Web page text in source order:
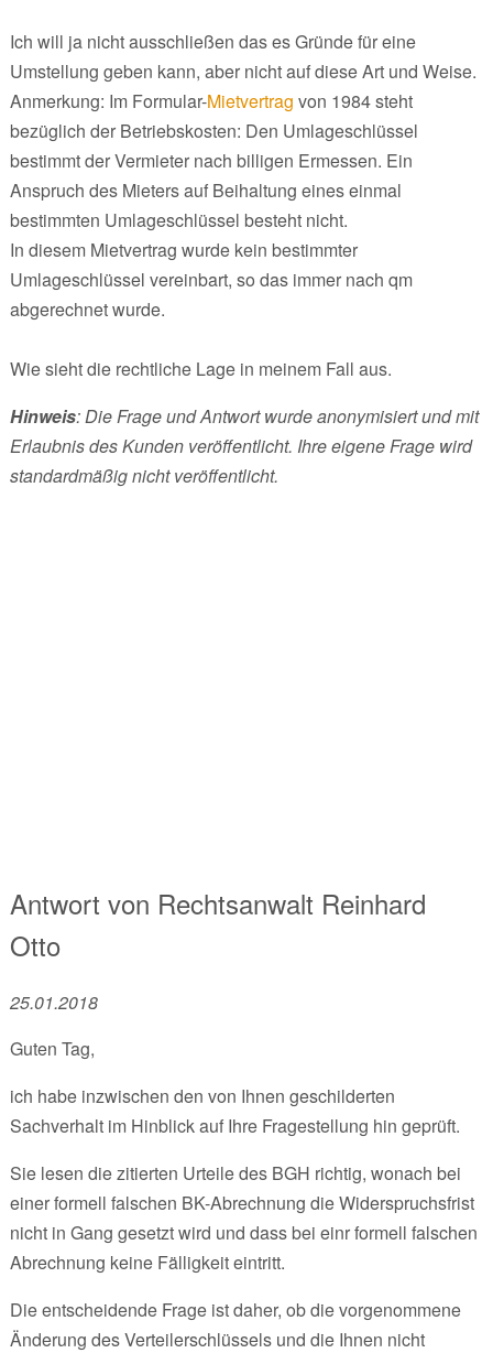
Ich will ja nicht ausschließen das es Gründe für eine
Umstellung geben kann, aber nicht auf diese Art und Weise.
Anmerkung: Im Formular-Mietvertrag von 1984 steht
bezüglich der Betriebskosten: Den Umlageschlüssel
bestimmt der Vermieter nach billigen Ermessen. Ein
Anspruch des Mieters auf Beihaltung eines einmal
bestimmten Umlageschlüssel besteht nicht.
In diesem Mietvertrag wurde kein bestimmter
Umlageschlüssel vereinbart, so das immer nach qm
abgerechnet wurde.
Wie sieht die rechtliche Lage in meinem Fall aus.
Hinweis: Die Frage und Antwort wurde anonymisiert und mit
Erlaubnis des Kunden veröffentlicht. Ihre eigene Frage wird
standardmäßig nicht veröffentlicht.
Antwort von Rechtsanwalt Reinhard
Otto
25.01.2018
Guten Tag,
ich habe inzwischen den von Ihnen geschilderten
Sachverhalt im Hinblick auf Ihre Fragestellung hin geprüft.
Sie lesen die zitierten Urteile des BGH richtig, wonach bei
einer formell falschen BK-Abrechnung die Widerspruchsfrist
nicht in Gang gesetzt wird und dass bei einr formell falschen
Abrechnung keine Fälligkeit eintritt.
Die entscheidende Frage ist daher, ob die vorgenommene
Änderung des Verteilerschlüssels und die Ihnen nicht